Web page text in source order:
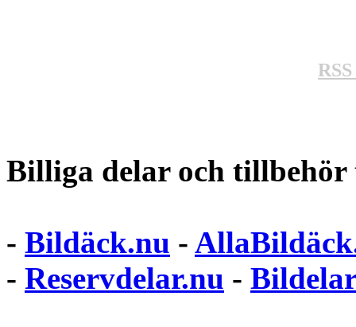
Billiga delar och
- Bildäck.nu -
- Reservdelar.nu - Bildelar